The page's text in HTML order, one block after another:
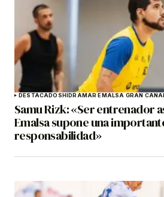
DESTACADOSHIDRAMAR EMALSA GRAN
Samu Rizk: «Ser entrenador
Emalsa supone una
responsabilidad»